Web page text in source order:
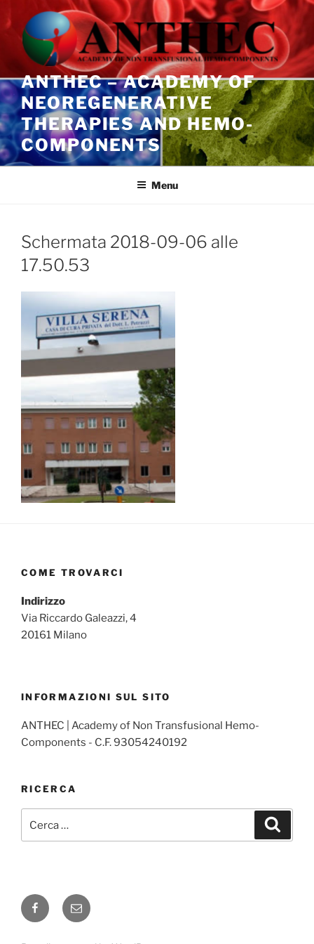
al
contenuto
ANTHEC – ACADEMY OF
NEOREGENERATIVE
THERAPIES AND HEMO-
COMPONENTS
Menu
Schermata 2018-09-06 alle
17.50.53
COME TROVARCI
Indirizzo
Via Riccardo Galeazzi, 4
20161 Milano
INFORMAZIONI SUL SITO
ANTHEC | Academy of Non Transfusional Hemo-
Components - C.F. 93054240192
RICERCA
FacebookEmail